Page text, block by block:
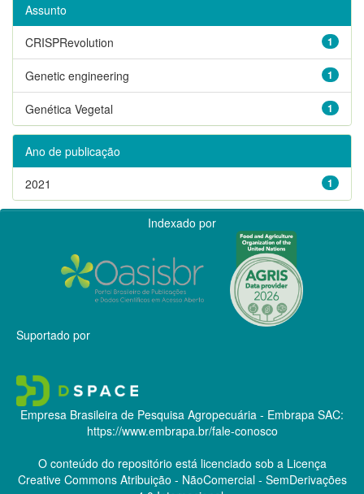
Assunto
1
CRISPRevolution
1
Genetic engineering
1
Genética Vegetal
Ano de publicação
1
2021
Indexado por
Suportado por
Empresa Brasileira de Pesquisa Agropecuária - Embrapa SAC:
https://www.embrapa.br/fale-conosco
O conteúdo do repositório está licenciado sob a Licença
Creative CommonsAtribuição - NãoComercial - SemDerivações